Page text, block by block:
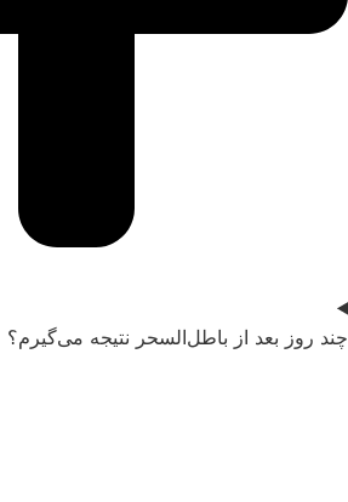
چند روز بعد از باطل‌السحر نتیجه می‌گیرم؟